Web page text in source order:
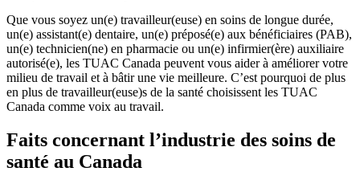
Que vous soyez un(e) travailleur(euse) en soins de longue durée,
un(e) assistant(e) dentaire, un(e) préposé(e) aux bénéficiaires (PAB),
un(e) technicien(ne) en pharmacie ou un(e) infirmier(ère) auxiliaire
autorisé(e), les TUAC Canada peuvent vous aider à améliorer votre
milieu de travail et à bâtir une vie meilleure. C’est pourquoi de plus
en plus de travailleur(euse)s de la santé choisissent les TUAC
Canada comme voix au travail.
Faits concernant l’industrie des soins de
santé au Canada